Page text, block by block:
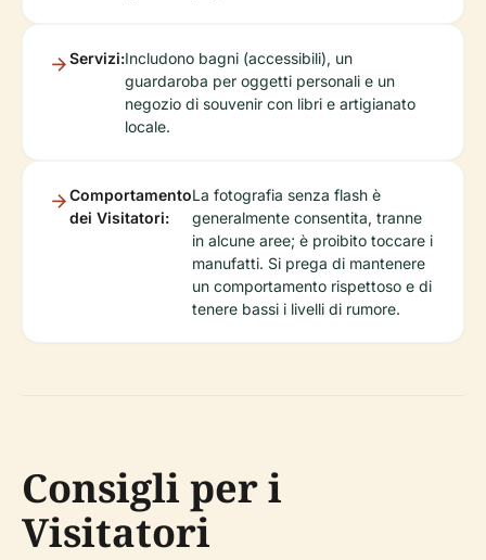
Servizi:Includono bagni (accessibili), un
guardaroba per oggetti personali e un
negozio di souvenir con libri e artigianato
locale.
Comportamento
dei Visitatori:
La fotografia senza flash è
generalmente consentita, tranne
in alcune aree; è proibito toccare i
manufatti. Si prega di mantenere
un comportamento rispettoso e di
tenere bassi i livelli di rumore.
Consigli per i
Visitatori